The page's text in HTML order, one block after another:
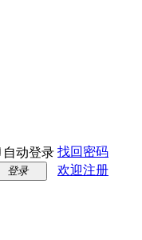
自动登录 找回密码
登录 欢迎注册